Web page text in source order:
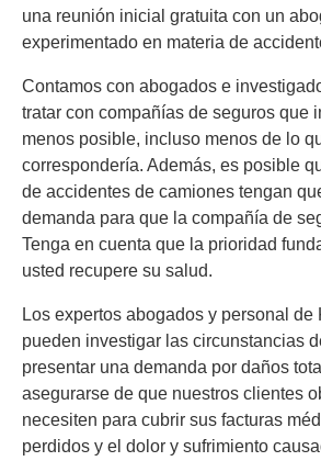
una reunión inicial gratuita con un
experimentado en materia de
Contamos con abogados e
tratar con compañías de seguros que
menos posible, incluso menos de lo
correspondería. Además, es posible
de accidentes de camiones tengan
demanda para que la compañía de
Tenga en cuenta que la prioridad
usted recupere su salud.
Los expertos abogados y personal de
pueden investigar las circunstancias
presentar una demanda por daños
asegurarse de que nuestros clientes
necesiten para cubrir sus facturas
perdidos y el dolor y sufrimiento